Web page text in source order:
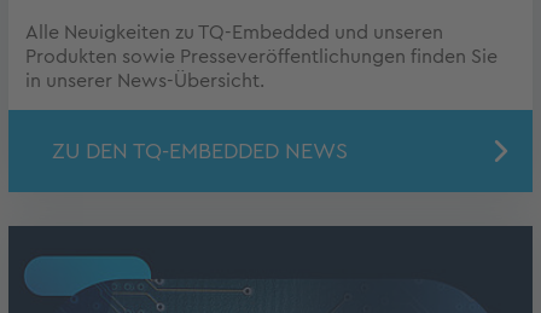
Alle Neuigkeiten zu TQ-Embedded und unseren
Produkten sowie Presseveröffentlichungen finden Sie
in unserer News-Übersicht.
ZU DEN TQ-EMBEDDED NEWS